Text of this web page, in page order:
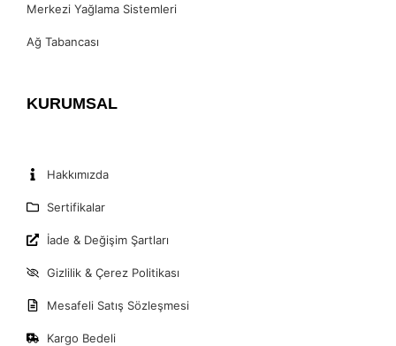
Merkezi Yağlama Sistemleri
Ağ Tabancası
KURUMSAL
Hakkımızda
Sertifikalar
İade & Değişim Şartları
Gizlilik & Çerez Politikası
Mesafeli Satış Sözleşmesi
Kargo Bedeli